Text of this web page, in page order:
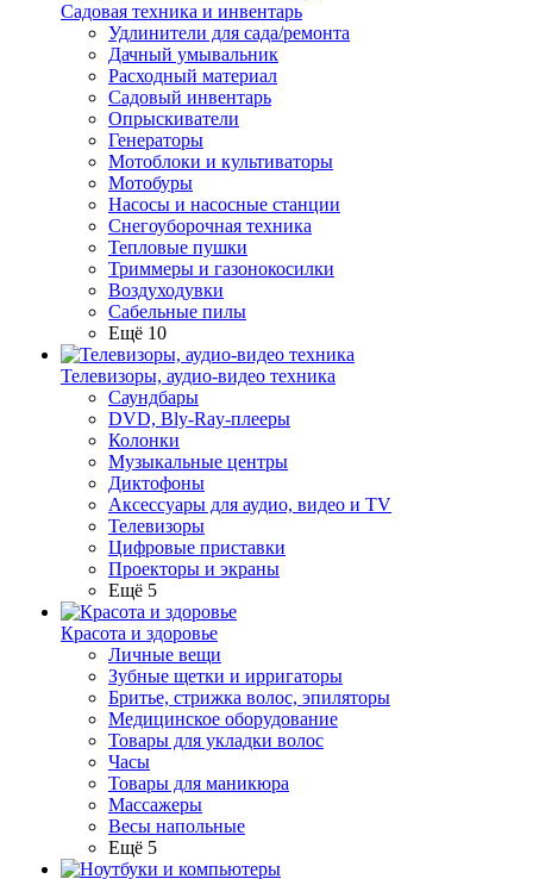
Садовая техника и инвентарь
Удлинители для сада/ремонта
Дачный умывальник
Расходный материал
Садовый инвентарь
Опрыскиватели
Генераторы
Мотоблоки и культиваторы
Мотобуры
Насосы и насосные станции
Снегоуборочная техника
Тепловые пушки
Триммеры и газонокосилки
Воздуходувки
Сабельные пилы
Ещё 10
Телевизоры, аудио-видео техника
Саундбары
DVD, Bly-Ray-плееры
Колонки
Музыкальные центры
Диктофоны
Аксессуары для аудио, видео и TV
Телевизоры
Цифровые приставки
Проекторы и экраны
Ещё 5
Красота и здоровье
Личные вещи
Зубные щетки и ирригаторы
Бритье, стрижка волос, эпиляторы
Медицинское оборудование
Товары для укладки волос
Часы
Товары для маникюра
Массажеры
Весы напольные
Ещё 5